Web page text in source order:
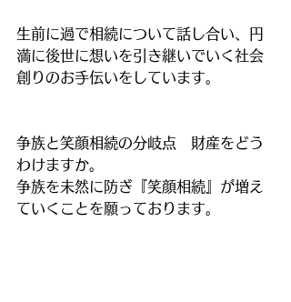
生前に過で相続について話し合い、円
満に後世に想いを引き継いでいく社会
創りのお手伝いをしています。
争族と笑顔相続の分岐点　財産をどう
わけますか。
争族を未然に防ぎ『笑顔相続』が増え
ていくことを願っております。